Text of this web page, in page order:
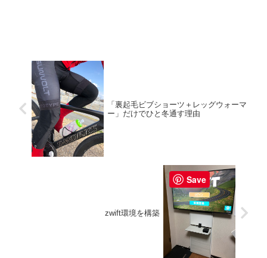
「裏起毛ビブショーツ＋レッグウォーマ
ー」だけでひと冬通す理由
zwift環境を構築
Save